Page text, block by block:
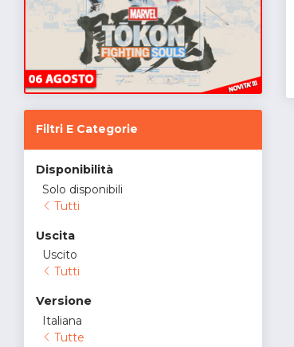
Filtri E Categorie
Disponibilità
Solo disponibili
Tutti
Uscita
Uscito
Tutti
Versione
Italiana
Tutte